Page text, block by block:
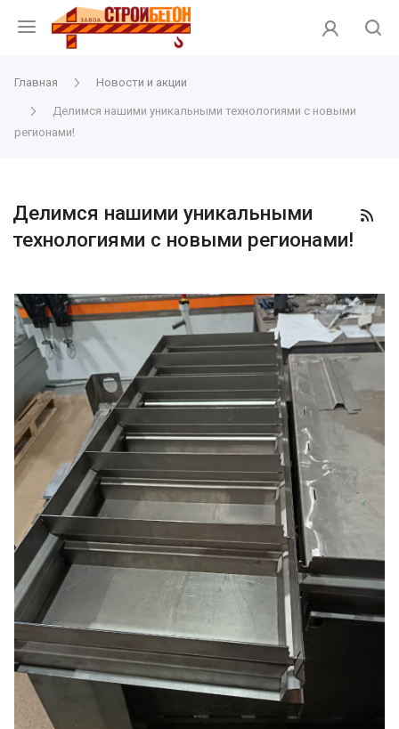
Главная Новости и акции
Делимся нашими уникальными технологиями с новыми
регионами!
Делимся нашими уникальными
технологиями с новыми регионами!